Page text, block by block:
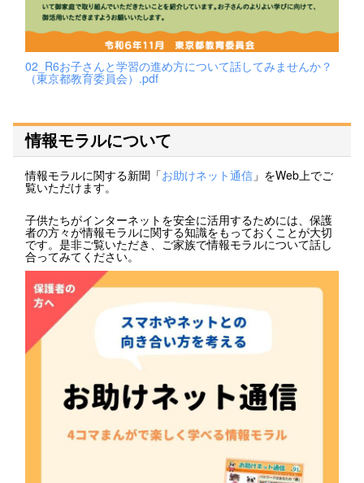
02_R6お子さんと学習の進め方について話してみませんか？
（東京都教育委員会）.pdf
情報モラルについて
情報モラルに関する新聞「お助けネット通信 」をWeb上でご
覧いただけます。
子供たちがインターネットを安全に活用するためには、保護
者の方々が情報モラルに関する知識をもっておくことが大切
です。是非ご覧いただき、ご家族で情報モラルについて話し
合ってみてください。